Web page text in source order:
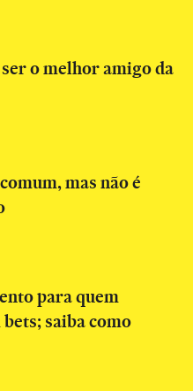
o melhor amigo da
mas não é
para quem
saiba como